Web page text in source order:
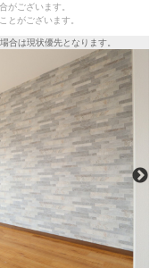
がございます。
とがございます。
は現状優先となります。